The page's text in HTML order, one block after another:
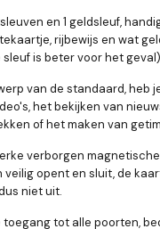
en 1 geldsleuf,
rijbewijs en wat
is beter voor het
van de standaard, heb
het bekijken van
of het maken van
verborgen
opent en sluit, de
niet uit.
toegang tot alle poorten,